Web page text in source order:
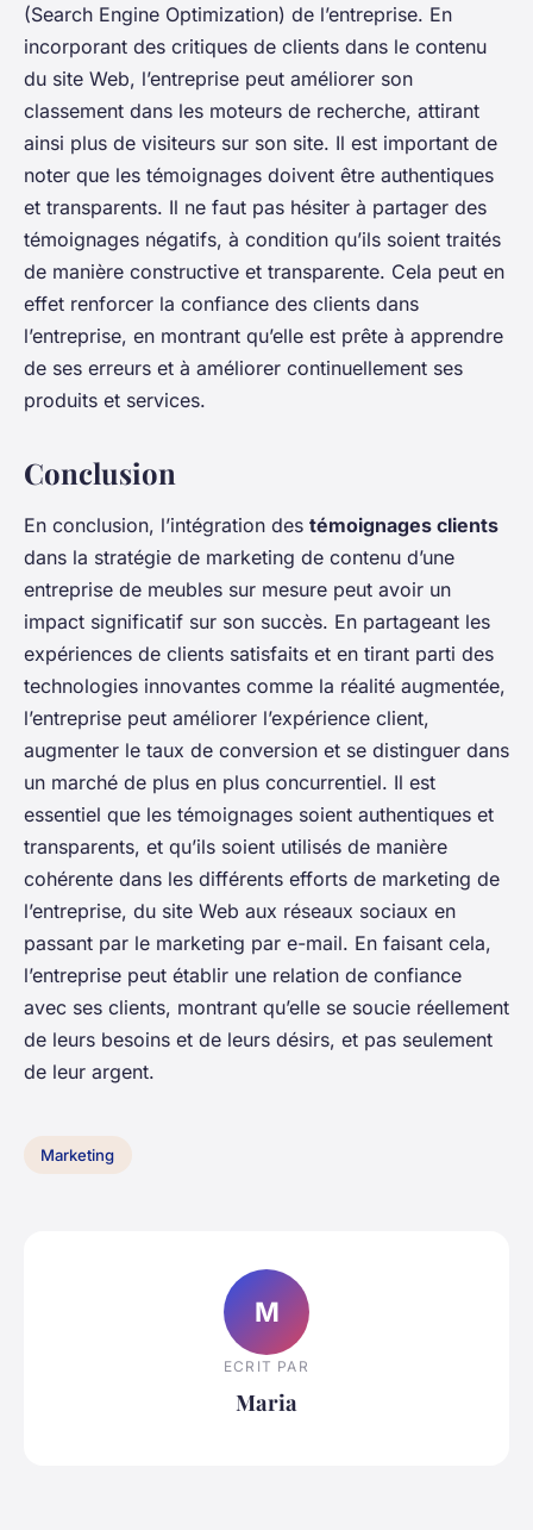
(Search Engine Optimization) de l’entreprise. En
incorporant des critiques de clients dans le contenu
du site Web, l’entreprise peut améliorer son
classement dans les moteurs de recherche, attirant
ainsi plus de visiteurs sur son site. Il est important de
noter que les témoignages doivent être authentiques
et transparents. Il ne faut pas hésiter à partager des
témoignages négatifs, à condition qu’ils soient traités
de manière constructive et transparente. Cela peut en
effet renforcer la confiance des clients dans
l’entreprise, en montrant qu’elle est prête à apprendre
de ses erreurs et à améliorer continuellement ses
produits et services.
Conclusion
En conclusion, l’intégration des témoignages clients
dans la stratégie de marketing de contenu d’une
entreprise de meubles sur mesure peut avoir un
impact significatif sur son succès. En partageant les
expériences de clients satisfaits et en tirant parti des
technologies innovantes comme la réalité augmentée,
l’entreprise peut améliorer l’expérience client,
augmenter le taux de conversion et se distinguer dans
un marché de plus en plus concurrentiel. Il est
essentiel que les témoignages soient authentiques et
transparents, et qu’ils soient utilisés de manière
cohérente dans les différents efforts de marketing de
l’entreprise, du site Web aux réseaux sociaux en
passant par le marketing par e-mail. En faisant cela,
l’entreprise peut établir une relation de confiance
avec ses clients, montrant qu’elle se soucie réellement
de leurs besoins et de leurs désirs, et pas seulement
de leur argent.
Marketing
M
ECRIT PAR
Maria